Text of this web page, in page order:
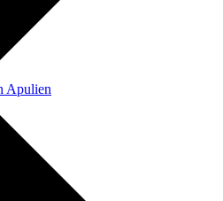
Apulien